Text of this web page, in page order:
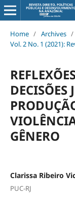
Home / Archives /
Vol. 2 No. 1 (2021):
GÊNERO
Clarissa Ribeiro
PUC-RJ